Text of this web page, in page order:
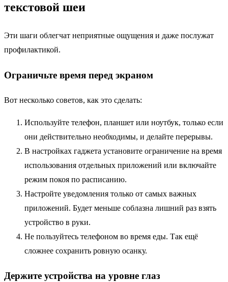
текстовой шеи
Эти шаги облегчат неприятные ощущения и даже послужат
профилактикой.
Ограничьте время перед экраном
Вот несколько советов, как это сделать:
Используйте телефон, планшет или ноутбук, только если
они действительно необходимы, и делайте перерывы.
В настройках гаджета установите ограничение на время
использования отдельных приложений или включайте
режим покоя по расписанию.
Настройте уведомления только от самых важных
приложений. Будет меньше соблазна лишний раз взять
устройство в руки.
Не пользуйтесь телефоном во время еды. Так ещё
сложнее сохранить ровную осанку.
Держите устройства на уровне глаз